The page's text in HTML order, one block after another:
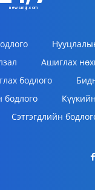
newsmgl.com
Ашиглах
бодлого
бодлого
Сэтгэгдлийн